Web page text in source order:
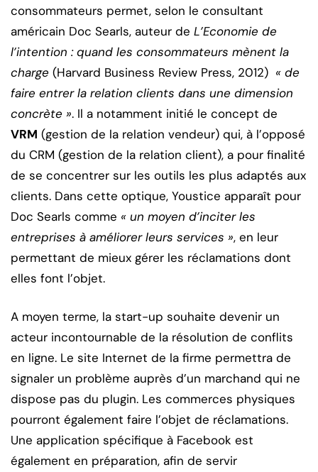
consommateurs permet, selon le consultant
américain Doc Searls, auteur de L’Economie de
l’intention : quand les consommateurs mènent la
charge (Harvard Business Review Press, 2012) « de
faire entrer la relation clients dans une dimension
concrète ». Il a notamment initié le concept de
VRM (gestion de la relation vendeur) qui, à l’opposé
du CRM (gestion de la relation client), a pour finalité
de se concentrer sur les outils les plus adaptés aux
clients. Dans cette optique, Youstice apparaît pour
Doc Searls comme « un moyen d’inciter les
entreprises à améliorer leurs services », en leur
permettant de mieux gérer les réclamations dont
elles font l’objet.
A moyen terme, la start-up souhaite devenir un
acteur incontournable de la résolution de conflits
en ligne. Le site Internet de la firme permettra de
signaler un problème auprès d’un marchand qui ne
dispose pas du plugin. Les commerces physiques
pourront également faire l’objet de réclamations.
Une application spécifique à Facebook est
également en préparation, afin de servir